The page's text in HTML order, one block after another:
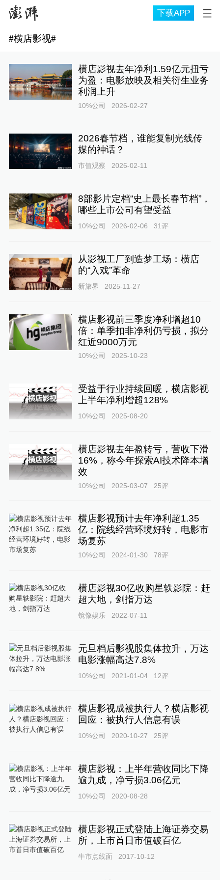
下载APP
#横店影视#
横店影视去年净利1.59亿元扭亏
为盈：电影放映及相关衍生业务
利润上升
10%公司 2026-02-27
2026春节档，谁能复制光线传
媒的神话？
市值观察 2026-02-11
8部影片定档“史上最长春节档”，
哪些上市公司有望受益
10%公司 2026-02-06 31评
从影视工厂到造梦工场：横店
的“入戏”革命
新旅界 2025-11-27
横店影视前三季度净利增超10
倍：单季扣非净利仍亏损，拟分
红近9000万元
10%公司 2025-10-23
受益于行业持续回暖，横店影视
上半年净利增超128%
10%公司 2025-08-20
横店影视去年盈转亏，营收下滑
16%，称今年探索AI技术降本增
效
10%公司 2025-03-07 25评
横店影视预计去年净利超1.35
亿：院线经营环境好转，电影市
场复苏
10%公司 2024-01-30 78评
横店影视30亿收购星轶影院：赶
超大地，剑指万达
镜像娱乐 2022-07-11
元旦档后影视股集体拉升，万达
电影涨幅高达7.8%
10%公司 2021-01-04 12评
横店影视成被执行人？横店影视
回应：被执行人信息有误
10%公司 2020-10-27 25评
横店影视：上半年营收同比下降
逾九成，净亏损3.06亿元
10%公司 2020-08-28
横店影视正式登陆上海证券交易
所，上市首日市值破百亿
牛市点线面 2017-10-12